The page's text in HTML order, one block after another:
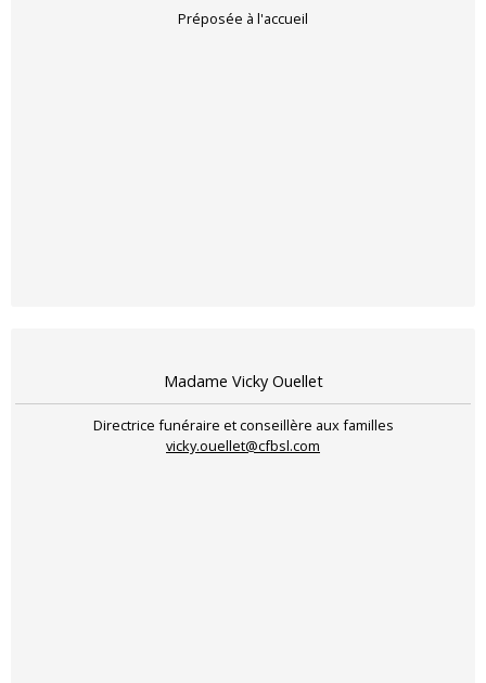
Préposée à l'accueil
Madame Vicky Ouellet
Directrice funéraire et conseillère aux familles
vicky.ouellet@cfbsl.com